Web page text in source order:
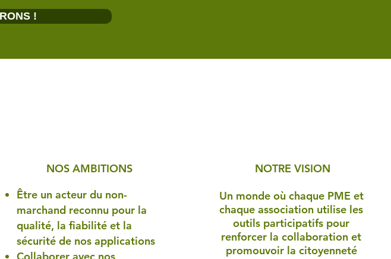
!
NOS AMBITIONS
Être un acteur du non-
marchand reconnu pour la
qualité, la fiabilité et la
sécurité de nos applications
NOTRE VISION
Un monde où chaque PME et
chaque association utilise les
outils participatifs pour
renforcer la collaboration et
promouvoir la citoyenneté